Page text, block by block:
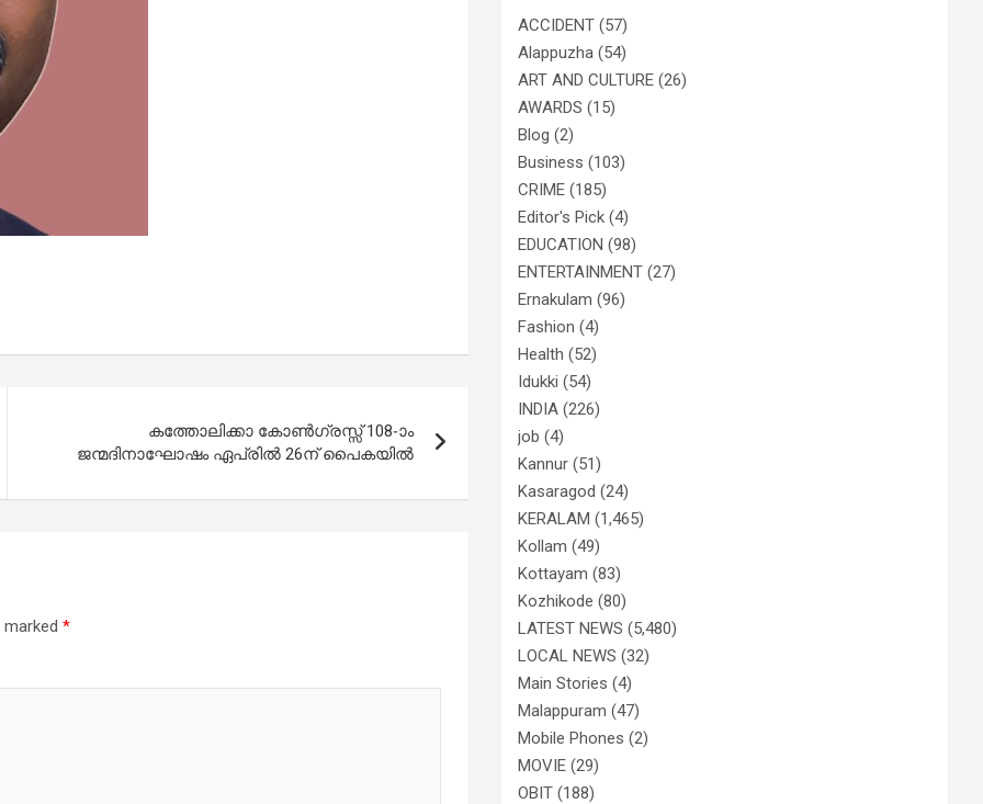
കത്തോലിക്കാ കോൺഗ്രസ്സ് 108-ാം
ജന്മദിനാഘോഷം ഏപ്രിൽ 26ന് പൈകയിൽ
marked *
ACCIDENT (57)
Alappuzha (54)
ART AND CULTURE (26)
AWARDS (15)
Blog (2)
Business (103)
CRIME (185)
Editor's Pick (4)
EDUCATION (98)
ENTERTAINMENT (27)
Ernakulam (96)
Fashion (4)
Health (52)
Idukki (54)
INDIA (226)
job (4)
Kannur (51)
Kasaragod (24)
KERALAM (1,465)
Kollam (49)
Kottayam (83)
Kozhikode (80)
LATEST NEWS (5,480)
LOCAL NEWS (32)
Main Stories (4)
Malappuram (47)
Mobile Phones (2)
MOVIE (29)
OBIT (188)